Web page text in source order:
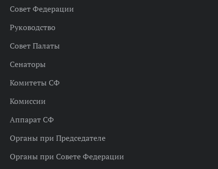
Совет Федерации
Руководство
Совет Палаты
Сенаторы
Комитеты СФ
Комиссии
Аппарат СФ
Органы при Председателе
Органы при Совете Федерации